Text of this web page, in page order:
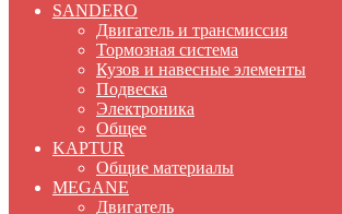
SANDERO
Двигатель и трансмиссия
Тормозная система
Кузов и навесные элементы
Подвеска
Электроника
Общее
KAPTUR
Общие материалы
MEGANE
Двигатель